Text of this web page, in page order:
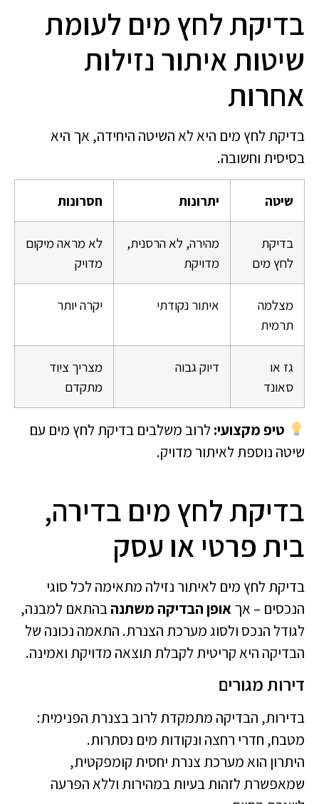
בדיקת לחץ מים לעומת
שיטות איתור נזילות
אחרות
בדיקת לחץ מים היא לא השיטה היחידה, אך היא
בסיסית וחשובה.
שיטה יתרונות חסרונות
בדיקת
לחץ מים
מהירה, לא הרסנית,
מדויקת
לא מראה מיקום
מדויק
מצלמה
תרמית
איתור נקודתי יקרה יותר
גז או
סאונד
דיוק גבוה
מצריך ציוד
מתקדם
טיפ מקצועי: לרוב משלבים בדיקת לחץ מים עם
שיטה נוספת לאיתור מדויק.
בדיקת לחץ מים בדירה,
בית פרטי או עסק
בדיקת לחץ מים לאיתור נזילה מתאימה לכל סוגי
הנכסים – אךאופן הבדיקה משתנהבהתאם למבנה,
לגודל הנכס ולסוג מערכת הצנרת. התאמה נכונה של
הבדיקה היא קריטית לקבלת תוצאה מדויקת ואמינה.
דירות מגורים
בדירות, הבדיקה מתמקדת לרוב בצנרת הפנימית:
מטבח, חדרי רחצה ונקודות מים נסתרות.
היתרון הוא מערכת צנרת יחסית קומפקטית,
שמאפשרת לזהות בעיות במהירות וללא הפרעה